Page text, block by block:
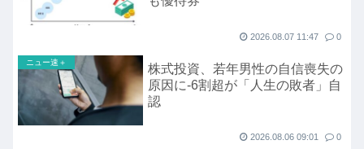
2026.08.07 11:47 0
ニュー速＋
株式投資、若年男性の自信喪失の
原因に-6割超が「人生の敗者」自
認
2026.08.06 09:01 0